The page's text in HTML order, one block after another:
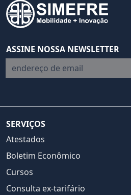
ASSINE NOSSA NEWSLETTER
endereço de email
SERVIÇOS
Atestados
Boletim Econômico
Cursos
Consulta ex-tarifário